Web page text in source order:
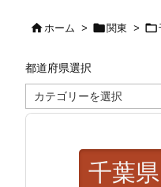
ホーム >  関東 > 
都道府県選択
道
府
千葉